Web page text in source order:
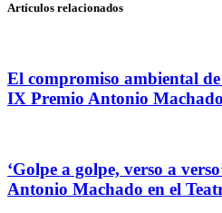
Artículos relacionados
El compromiso ambiental
IX Premio Antonio Machado
‘Golpe a golpe, verso a
Antonio Machado en el